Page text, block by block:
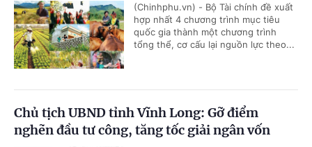
(Chinhphu.vn) - Bộ Tài chính đề xuất
hợp nhất 4 chương trình mục tiêu
quốc gia thành một chương trình
tổng thể, cơ cấu lại nguồn lực theo...
Chủ tịch UBND tỉnh Vĩnh Long: Gỡ điểm
nghẽn đầu tư công, tăng tốc giải ngân vốn